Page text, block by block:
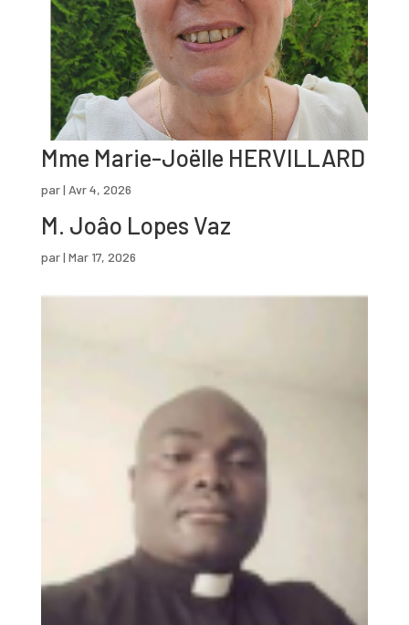
Mme Marie-Joëlle HERVILLARD
par| Avr 4, 2026
M. Joâo Lopes Vaz
par| Mar 17, 2026